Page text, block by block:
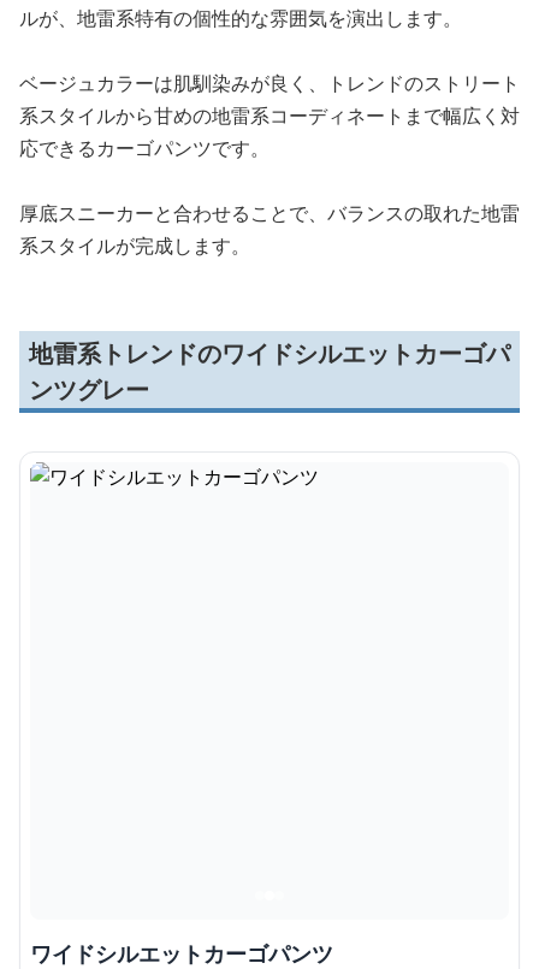
ルが、地雷系特有の個性的な雰囲気を演出します。
ベージュカラーは肌馴染みが良く、トレンドのストリート
系スタイルから甘めの地雷系コーディネートまで幅広く対
応できるカーゴパンツです。
厚底スニーカーと合わせることで、バランスの取れた地雷
系スタイルが完成します。
地雷系トレンドのワイドシルエットカーゴパ
ンツグレー
ワイドシルエットカーゴパンツ